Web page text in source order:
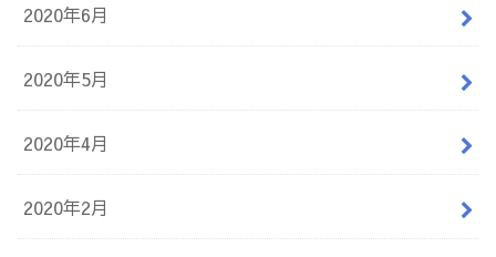
2020年6月
2020年5月
2020年4月
2020年2月